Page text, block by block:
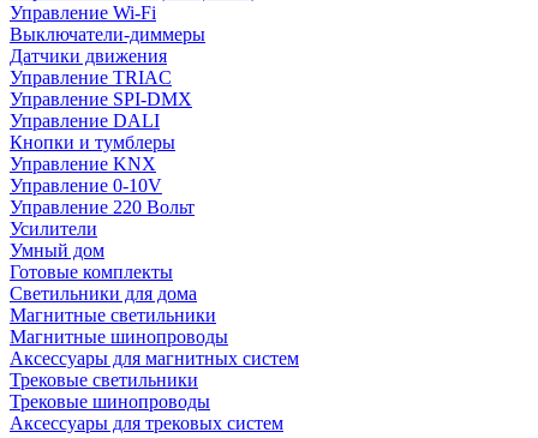
Управление Wi-Fi
Выключатели-диммеры
Датчики движения
Управление TRIAC
Управление SPI-DMX
Управление DALI
Кнопки и тумблеры
Управление KNX
Управление 0-10V
Управление 220 Вольт
Усилители
Умный дом
Готовые комплекты
Светильники для дома
Магнитные светильники
Магнитные шинопроводы
Аксессуары для магнитных систем
Трековые светильники
Трековые шинопроводы
Аксессуары для трековых систем